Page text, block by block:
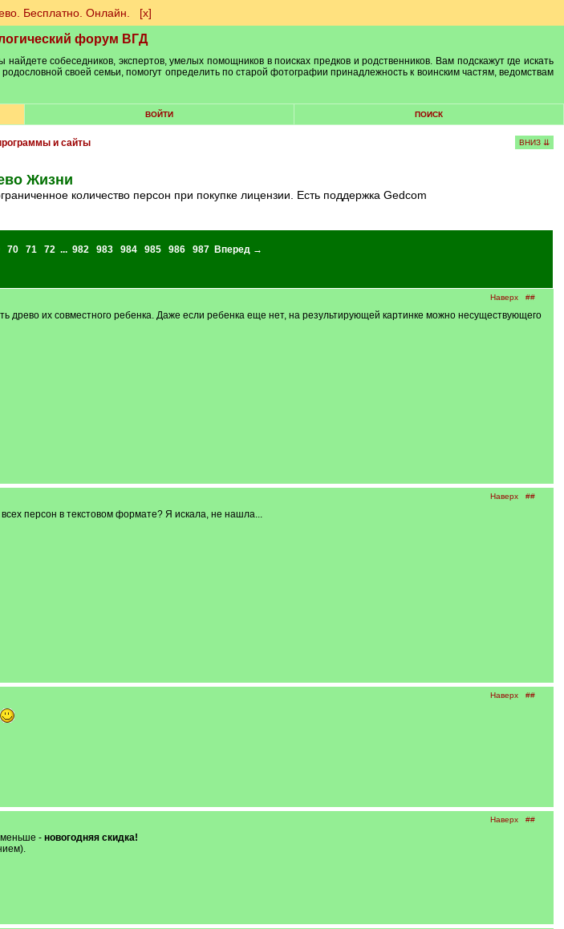
Бесплатно. Онлайн. [х]
форум ВГД
собеседников, экспертов, умелых помощников в поисках предков и родственников. Вам подскажут где искать
своей семьи, помогут определить по старой фотографии принадлежность к воинским частям, ведомствам
ВОЙТИ ПОИСК
и сайты ВНИЗ ⇊
Жизни
количество персон при покупке лицензии. Есть поддержка Gedcom
70 71 72 ... 982 983 984 985 986 987
Вперед →
Наверх ##
древо их совместного ребенка. Даже если ребенка еще нет, на результирующей картинке можно несуществующего
Наверх ##
персон в текстовом формате? Я искала, не нашла...
Наверх ##
Наверх ##
меньше - новогодняя скидка!